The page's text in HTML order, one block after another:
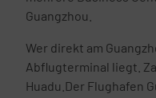
Guangzhou.
Wer direkt am
Abflugterminal liegt.
Huadu.Der Flughafen